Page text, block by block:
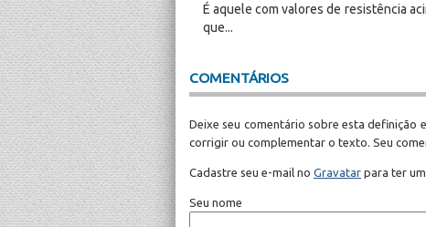
É aquele com valores de resistência
que...
COMENTÁRIOS
Deixe seu comentário sobre esta definição
corrigir ou complementar o texto. Seu
Cadastre seu e-mail no Gravatar para ter
Seu nome